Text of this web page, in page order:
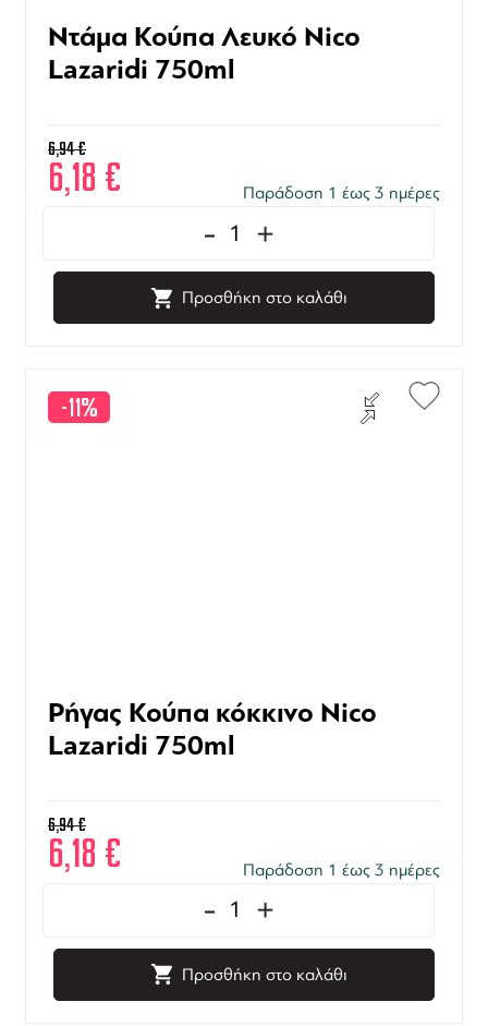
Ντάμα Κούπα Λευκό Nico
Lazaridi 750ml
6,94€
6,18 € Παράδοση 1 έως 3 ημέρες
- +
Προσθήκη στο καλάθι
-11%
Ρήγας Κούπα κόκκινο Nico
Lazaridi 750ml
6,94€
6,18 € Παράδοση 1 έως 3 ημέρες
- +
Προσθήκη στο καλάθι